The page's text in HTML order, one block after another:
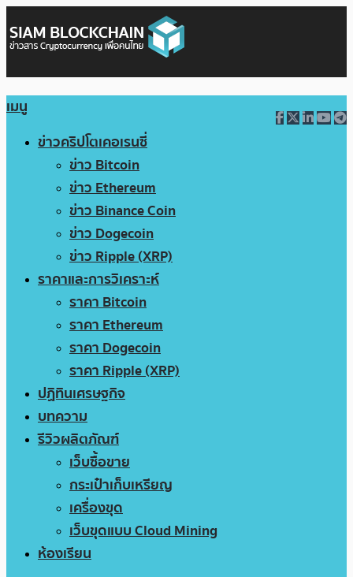
เมนู
ข่าวคริปโตเคอเรนซี่
ข่าว Bitcoin
ข่าว Ethereum
ข่าว Binance Coin
ข่าว Dogecoin
ข่าว Ripple (XRP)
ราคาและการวิเคราะห์
ราคา Bitcoin
ราคา Ethereum
ราคา Dogecoin
ราคา Ripple (XRP)
ปฏิทินเศรษฐกิจ
บทความ
รีวิวผลิตภัณฑ์
เว็บซื้อขาย
กระเป๋าเก็บเหรียญ
เครื่องขุด
เว็บขุดแบบ Cloud Mining
ห้องเรียน